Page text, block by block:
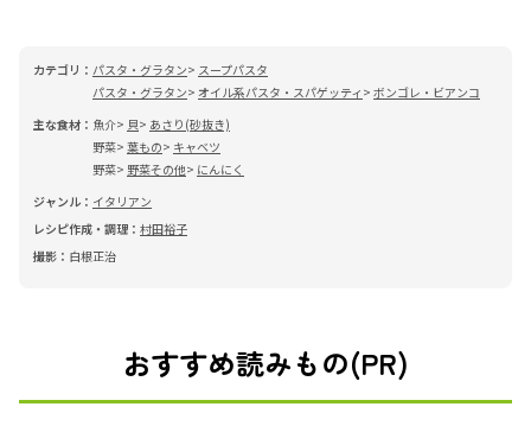
カテゴリ： パスタ・グラタン
スープパスタ
パスタ・グラタン
オイル系パスタ・スパゲッティ
ボンゴレ・ビアンコ
主な食材： 魚介 貝
あさり(砂抜き)
野菜 葉もの
キャベツ
野菜
野菜その他
にんにく
ジャンル： イタリアン
レシピ作成・調理： 村田裕子
撮影： 白根正治
おすすめ読みもの(PR)